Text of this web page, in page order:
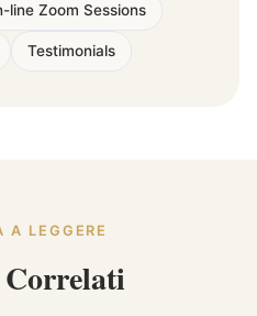
line Zoom Sessions
Testimonials
A LEGGERE